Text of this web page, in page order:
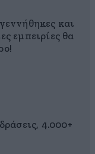
και
εμπειρίες θα
4.000+